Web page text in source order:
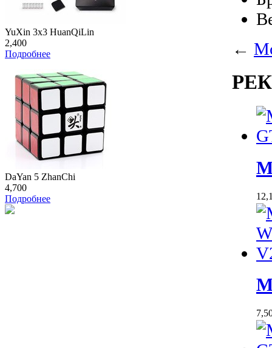
YuXin 3x3 HuanQiLin
2,400
Подробнее
DaYan 5 ZhanChi
4,700
Подробнее
←